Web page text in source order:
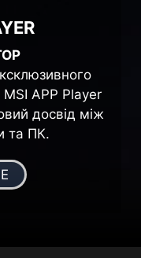
APP Player
досвід між
та ПК.